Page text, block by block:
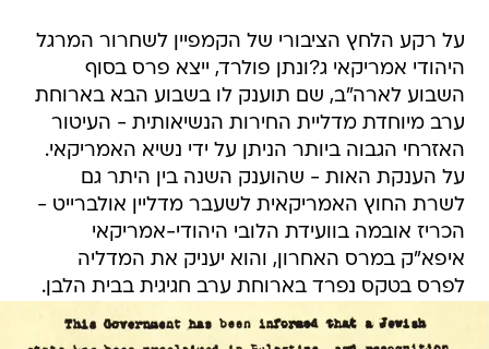
על רקע הלחץ הציבורי של הקמפיין לשחרור המרגל
היהודי אמריקאי ג?ונתן פולרד, ייצא פרס בסוף
השבוע לארה"ב, שם תוענק לו בשבוע הבא בארוחת
ערב מיוחדת מדליית החירות הנשיאותית - העיטור
האזרחי הגבוה ביותר הניתן על ידי נשיא האמריקאי.
על הענקת האות - שהוענק השנה בין היתר גם
לשרת החוץ האמריקאית לשעבר מדליין אולברייט -
הכריז אובמה בוועידת הלובי היהודי-אמריקאי
איפא"ק במרס האחרון, והוא יעניק את המדליה
לפרס בטקס נפרד בארוחת ערב חגיגית בבית הלבן.